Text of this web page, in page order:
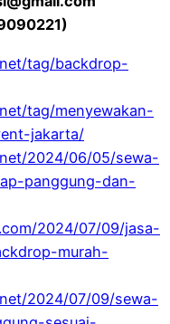
tag/backdrop-
tag/menyewakan-
jakarta/
2024/06/05/sewa-
panggung-dan-
2024/07/09/jasa-
murah-
2024/07/09/sewa-